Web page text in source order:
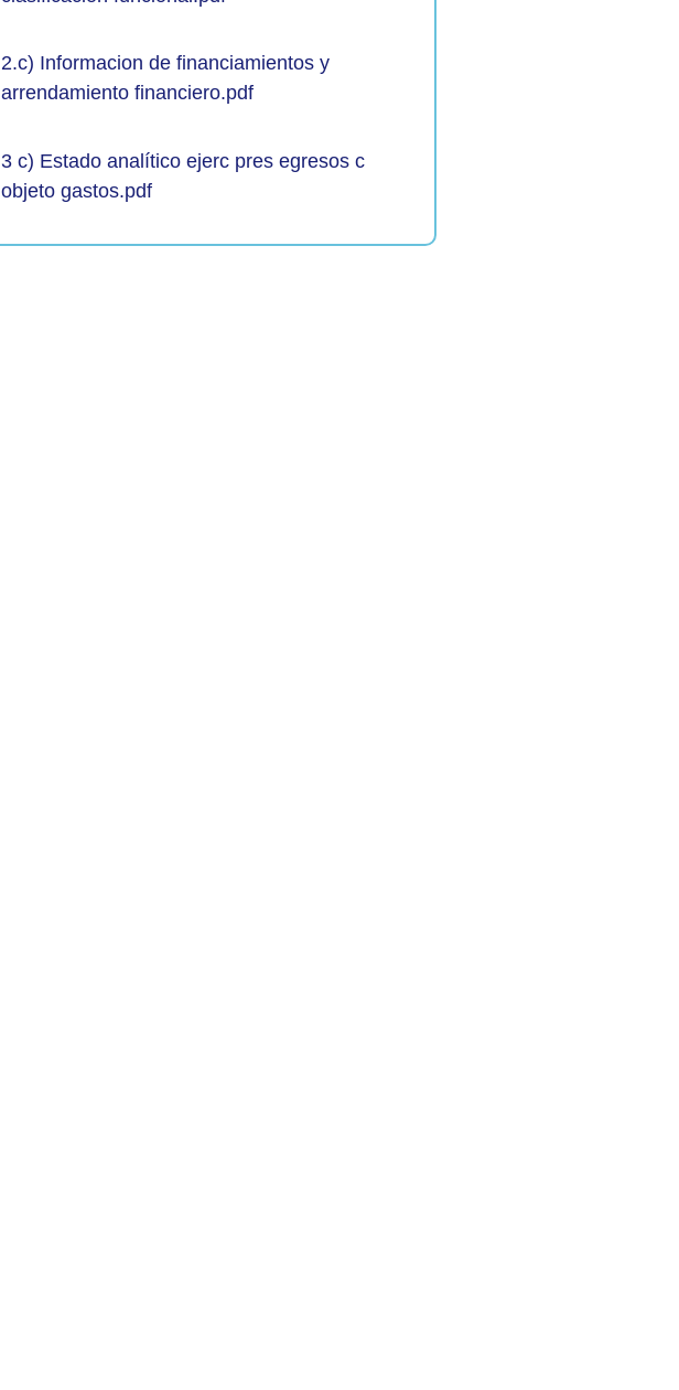
2.c) Informacion de financiamientos y
arrendamiento financiero.pdf
3 c) Estado analítico ejerc pres egresos c
objeto gastos.pdf